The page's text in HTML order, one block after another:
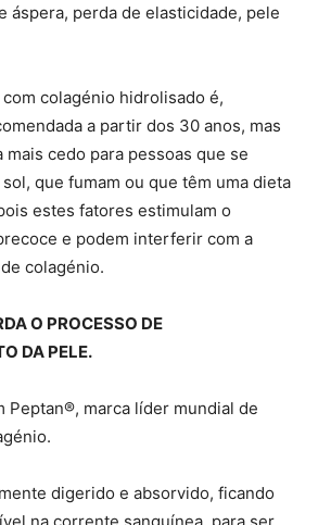
áspera, perda de elasticidade, pele
colagénio hidrolisado é,
a partir dos 30 anos, mas
mais cedo para pessoas que se
que fumam ou que têm uma dieta
estes fatores estimulam o
e podem interferir com a
colagénio.
O PROCESSO DE
DA PELE.
Peptan®, marca líder mundial de
digerido e absorvido, ficando